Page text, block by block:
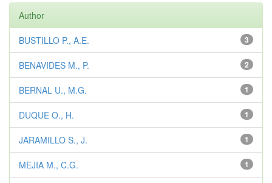
Author
3
BUSTILLO P., A.E.
2
BENAVIDES M., P.
1
BERNAL U., M.G.
1
DUQUE O., H.
1
JARAMILLO S., J.
1
MEJIA M., C.G.